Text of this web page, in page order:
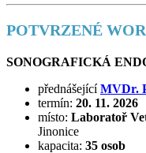
POTVRZENÉ
SONOGRAFICKÁ
přednášejícíMVDr.
termín: 20. 11. 2026
místo: Laboratoř
Jinonice
kapacita: 35 osob